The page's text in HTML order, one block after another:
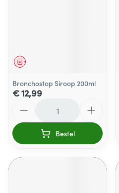
Geneesmiddel
Bronchostop Siroop 200ml
€ 12,99
Bestel